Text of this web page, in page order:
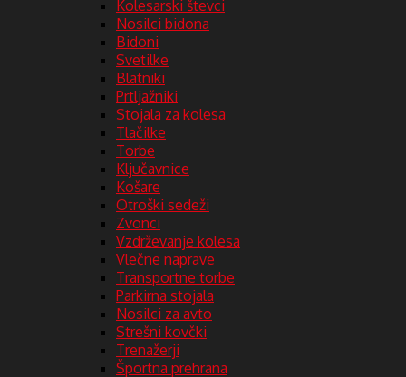
Kolesarski števci
Nosilci bidona
Bidoni
Svetilke
Blatniki
Prtljažniki
Stojala za kolesa
Tlačilke
Torbe
Ključavnice
Košare
Otroški sedeži
Zvonci
Vzdrževanje kolesa
Vlečne naprave
Transportne torbe
Parkirna stojala
Nosilci za avto
Strešni kovčki
Trenažerji
Športna prehrana